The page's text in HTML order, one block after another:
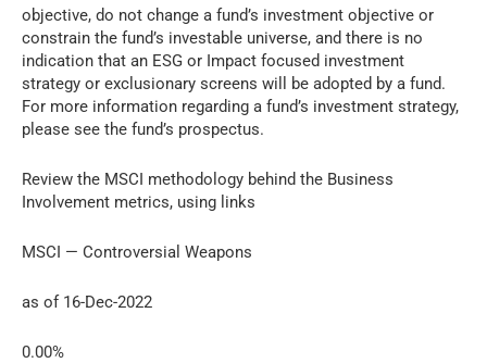
objective, do not change a fund’s investment objective or
constrain the fund’s investable universe, and there is no
indication that an ESG or Impact focused investment
strategy or exclusionary screens will be adopted by a fund.
For more information regarding a fund’s investment strategy,
please see the fund’s prospectus.
Review the MSCI methodology behind the Business
Involvement metrics, using links
MSCI — Controversial Weapons
as of 16-Dec-2022
0.00%